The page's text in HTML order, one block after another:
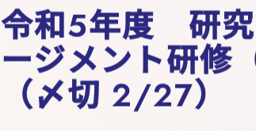
令和5年度 研究
ージメント研修
（〆切 2/27）